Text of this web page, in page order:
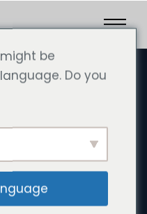
2024
une facture
SARL :
be
Do you